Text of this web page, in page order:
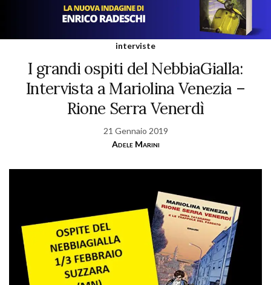
interviste
I grandi ospiti del NebbiaGialla:
Intervista a Mariolina Venezia –
Rione Serra Venerdì
21 Gennaio 2019
Adele Marini